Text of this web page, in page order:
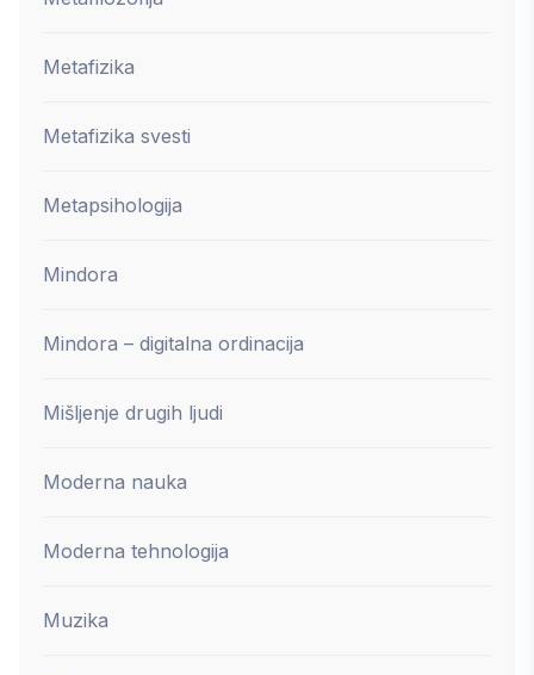
Metafizika
Metafizika svesti
Metapsihologija
Mindora
Mindora – digitalna ordinacija
Mišljenje drugih ljudi
Moderna nauka
Moderna tehnologija
Muzika